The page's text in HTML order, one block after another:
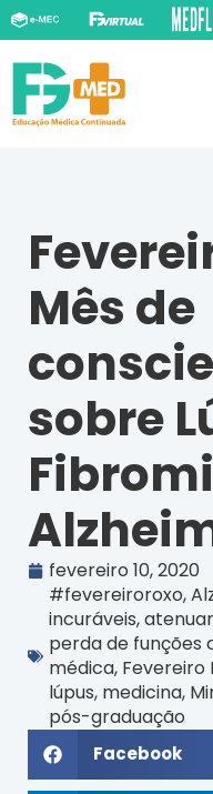
Mês de
sobre
fevereiro 10, 2020
#fevereiroroxo,
incuráveis,
perda de funções
médica, Fevereiro
lúpus, medicina,
pós-graduação
Facebook